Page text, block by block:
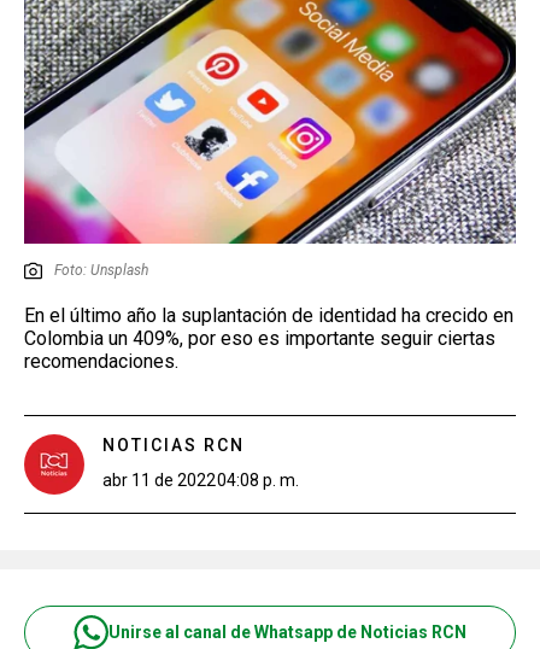
EMISIÓN 11:30 PM
Foto: Unsplash
En el último año la suplantación de identidad ha crecido en
Colombia un 409%, por eso es importante seguir ciertas
recomendaciones.
NOTICIAS RCN
abr 11 de 202204:08 p. m.
Unirse al canal de Whatsapp de Noticias RCN